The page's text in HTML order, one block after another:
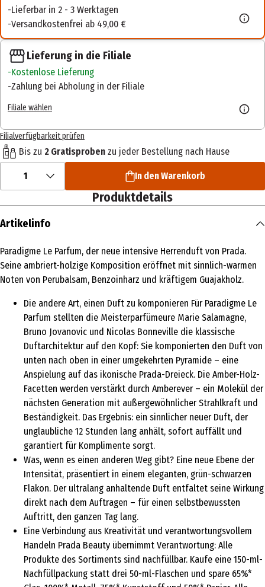
Lieferbar in 2 - 3 Werktagen
Versandkostenfrei ab 49,00 €
Lieferung in die Filiale
Kostenlose Lieferung
Zahlung bei Abholung in der Filiale
Filiale wählen
Filialverfügbarkeit prüfen
Bis zu 2 Gratisproben zu jeder Bestellung nach Hause
1 In den Warenkorb
Produktdetails
Artikelinfo
Paradigme Le Parfum, der neue intensive Herrenduft von Prada.
Seine ambriert-holzige Komposition eröffnet mit sinnlich-warmen
Noten von Perubalsam, Benzoinharz und kräftigem Guajakholz.
Die andere Art, einen Duft zu komponieren Für Paradigme Le
Parfum stellten die Meisterparfümeure Marie Salamagne,
Bruno Jovanovic und Nicolas Bonneville die klassische
Duftarchitektur auf den Kopf: Sie komponierten den Duft von
unten nach oben in einer umgekehrten Pyramide – eine
Anspielung auf das ikonische Prada-Dreieck. Die Amber-Holz-
Facetten werden verstärkt durch Amberever – ein Molekül der
nächsten Generation mit außergewöhnlicher Strahlkraft und
Beständigkeit. Das Ergebnis: ein sinnlicher neuer Duft, der
unglaubliche 12 Stunden lang anhält, sofort auffällt und
garantiert für Komplimente sorgt.
Was, wenn es einen anderen Weg gibt? Eine neue Ebene der
Intensität, präsentiert in einem eleganten, grün-schwarzen
Flakon. Der ultralang anhaltende Duft entfaltet seine Wirkung
direkt nach dem Auftragen – für einen selbstbewussten
Auftritt, den ganzen Tag lang.
Eine Verbindung aus Kreativität und verantwortungsvollem
Handeln Prada Beauty übernimmt Verantwortung: Alle
Produkte des Sortiments sind nachfüllbar. Kaufe eine 150-ml-
Nachfüllpackung statt drei 50-ml-Flaschen und spare 65%*